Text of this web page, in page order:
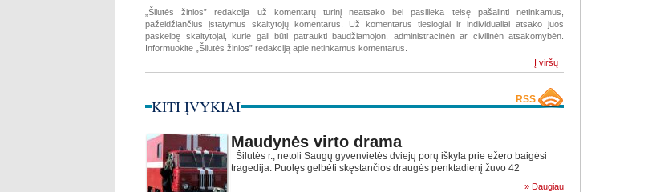
„Šilutės žinios” redakcija už komentarų turinį neatsako bei pasilieka teisę pašalinti netinkamus,
pažeidžiančius įstatymus skaitytojų komentarus. Už komentarus tiesiogiai ir individualiai atsako juos
paskelbę skaitytojai, kurie gali būti patraukti baudžiamojon, administracinėn ar civilinėn atsakomybėn.
Informuokite „Šilutės žinios” redakciją apie netinkamus komentarus.
Į viršų
KITI ĮVYKIAI RSS
Maudynės virto drama
Šilutės r., netoli Saugų gyvenvietės dviejų porų iškyla prie ežero baigėsi
tragedija. Puolęs gelbėti skęstančios draugės penktadienį žuvo 42
» Daugiau